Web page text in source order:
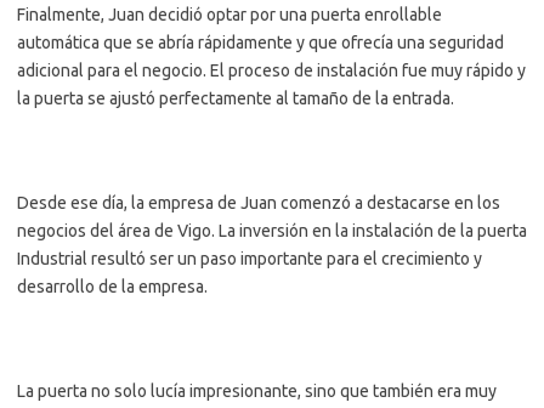
Finalmente, Juan decidió optar por una puerta enrollable
automática que se abría rápidamente y que ofrecía una seguridad
adicional para el negocio. El proceso de instalación fue muy rápido y
la puerta se ajustó perfectamente al tamaño de la entrada.
Desde ese día, la empresa de Juan comenzó a destacarse en los
negocios del área de Vigo. La inversión en la instalación de la puerta
Industrial resultó ser un paso importante para el crecimiento y
desarrollo de la empresa.
La puerta no solo lucía impresionante, sino que también era muy